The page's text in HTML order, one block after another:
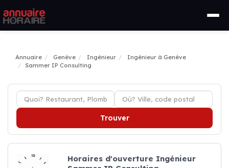
Annuaire Genève Ingénieur
Ingénieur à Genève
Sammer IP Consulting
Trouver
Horaires d'ouverture Ingénieur